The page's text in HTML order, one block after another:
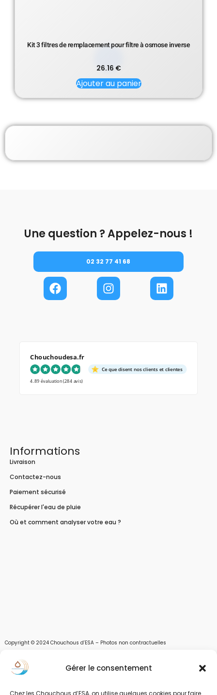
Gérer le consentement
Chez les Chouchous d’ESA, on utilise quelques cookies pour faire
Kit 3 filtres de remplacement pour filtre à osmose inverse
26.16 €
Ajouter au panier
Une question ? Appelez-nous !
02 32 77 41 68
Chouchoudesa.fr
Ce que disent nos clients et clientes
4.89 évaluation(284 avis)
Informations
Livraison
Contactez-nous
Paiement sécurisé
Récupérer l'eau de pluie
Où et comment analyser votre eau ?
Copyright © 2024 Chouchous d’ESA – Photos non contractuelles
Les chouchous d’Esa vous apportent toutes les solutions pour récupérer l’eau de
pluie, et des moyens pour stocker, filtrer, traiter et potabiliser l’eau d’un forage,
Soleil et Air nous proposons également des équipements pour décontaminer de